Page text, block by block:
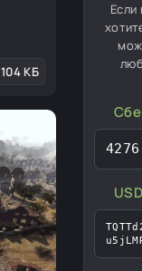
104 КБ
Если